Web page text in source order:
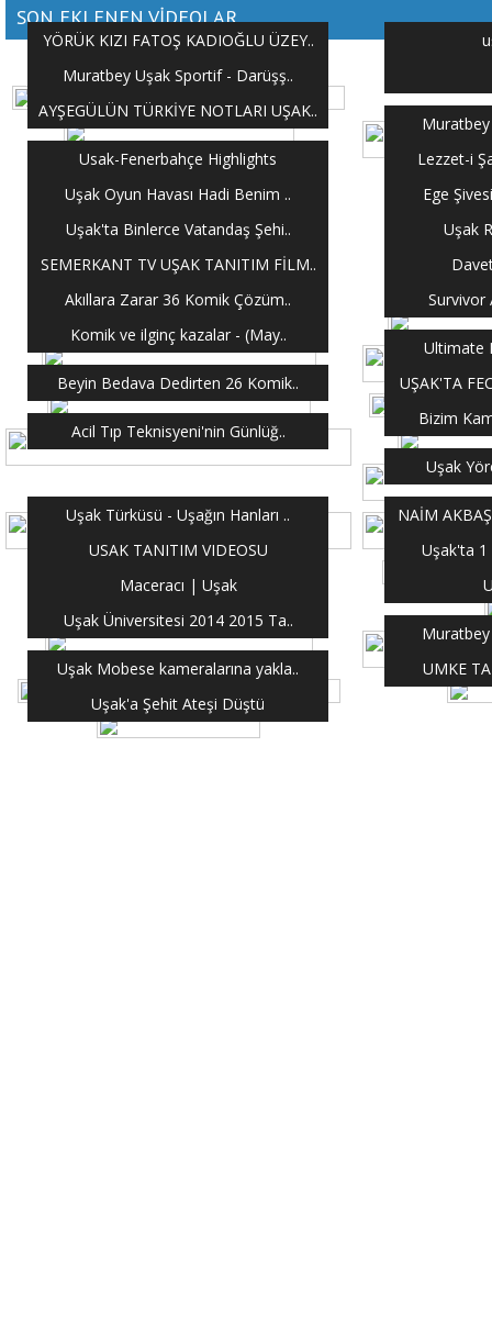
SON EKLENEN VİDEOLAR
YÖRÜK KIZI FATOŞ KADIOĞLU ÜZEY..
Muratbey Uşak Sportif - Darüşş..
AYŞEGÜLÜN TÜRKİYE NOTLARI UŞAK..
Usak-Fenerbahçe Highlights
Lezzet-i
Uşak Oyun Havası Hadi Benim ..
Ege
Uşak'ta Binlerce Vatandaş Şehi..
Uşak
SEMERKANT TV UŞAK TANITIM FİLM..
Akıllara Zarar 36 Komik Çözüm..
Survivor
Komik ve ilginç kazalar - (May..
Ultimate
Beyin Bedava Dedirten 26 Komik..
UŞAK'TA
Acil Tıp Teknisyeni'nin Günlüğ..
Bizim
Uşak
Uşak Türküsü - Uşağın Hanları ..
NAİM
USAK TANITIM VIDEOSU
Uşak'ta 1
Maceracı | Uşak
Uşak Üniversitesi 2014 2015 Ta..
Uşak Mobese kameralarına yakla..
UMKE
Uşak'a Şehit Ateşi Düştü